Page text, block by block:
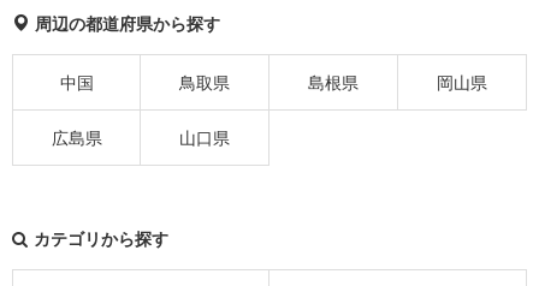
周辺の都道府県から探す
中国 鳥取県 島根県 岡山県
広島県 山口県
カテゴリから探す